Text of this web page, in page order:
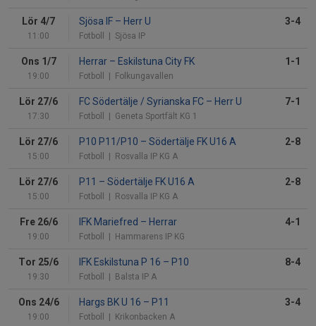
Lör 4/7
11:00
Sjösa IF – Herr U
Fotboll | Sjösa IP
3-4
Ons 1/7
19:00
Herrar – Eskilstuna City FK
Fotboll | Folkungavallen
1-1
Lör 27/6
17:30
FC Södertälje / Syrianska FC – Herr U
Fotboll | Geneta Sportfält KG 1
7-1
Lör 27/6
15:00
P10 P11/P10 – Södertälje FK U16 A
Fotboll | Rosvalla IP KG A
2-8
Lör 27/6
15:00
P11 – Södertälje FK U16 A
Fotboll | Rosvalla IP KG A
2-8
Fre 26/6
19:00
IFK Mariefred – Herrar
Fotboll | Hammarens IP KG
4-1
Tor 25/6
19:30
IFK Eskilstuna P 16 – P10
Fotboll | Balsta IP A
8-4
Ons 24/6
19:00
Hargs BK U 16 – P11
Fotboll | Krikonbacken A
3-4